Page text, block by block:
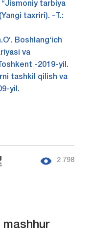
tarbiya
taxriri). -T.:
Boshlang‘ich
va
-2019-yil.
tashkil qilish va
yil.
2 798